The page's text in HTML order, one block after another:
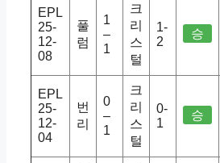
EPL
25-
12-
08
풀
럼
1
–
1
크
리
스
털
1-
2
승
EPL
25-
12-
04
번
리
0
–
1
크
리
스
털
0-
1
승